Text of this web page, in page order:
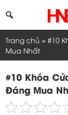
to
Trang chủ » #10
Mua Nhất
#10 Khóa
Đáng Mua